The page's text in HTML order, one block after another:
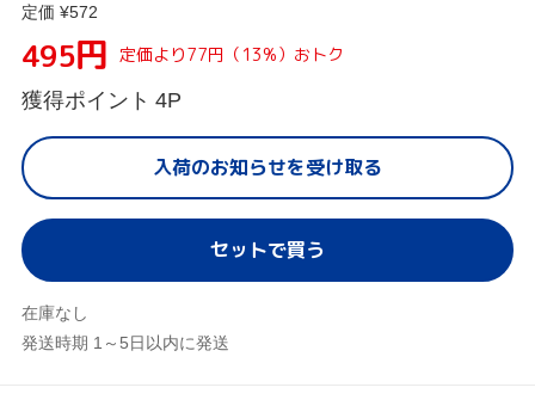
定価 ¥572
495円 定価より77円（13%）おトク
獲得ポイント 4P
入荷のお知らせを受け取る
セットで買う
在庫なし
発送時期 1～5日以内に発送